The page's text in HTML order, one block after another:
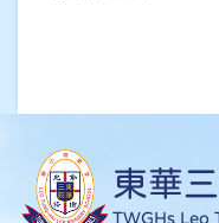
東華
TWGHs Leo